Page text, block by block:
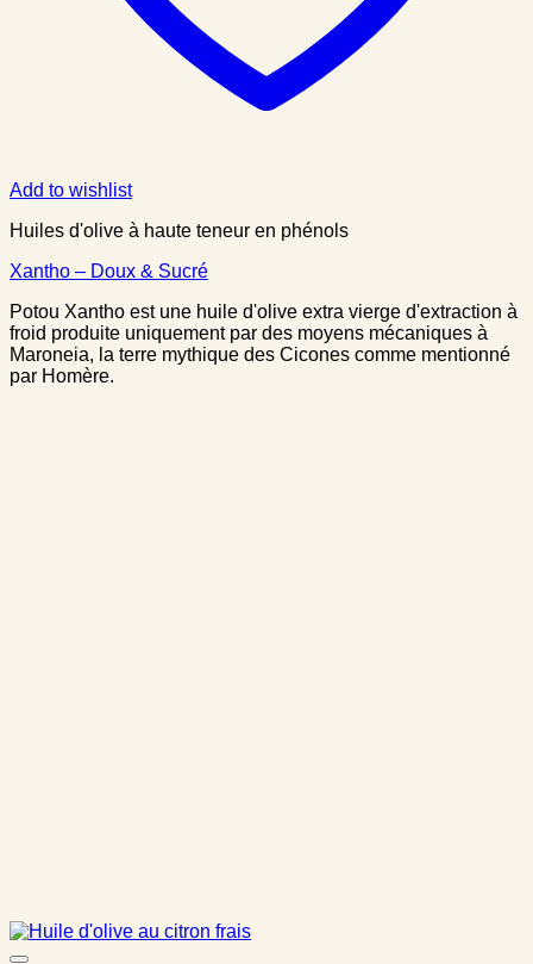
Add to wishlist
Huiles d'olive à haute teneur en phénols
Xantho – Doux & Sucré
Potou Xantho est une huile d'olive extra vierge d'extraction à
froid produite uniquement par des moyens mécaniques à
Maroneia, la terre mythique des Cicones comme mentionné
par Homère.